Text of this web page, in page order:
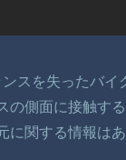
スを失ったバ
の側面に接触す
に関する情報は